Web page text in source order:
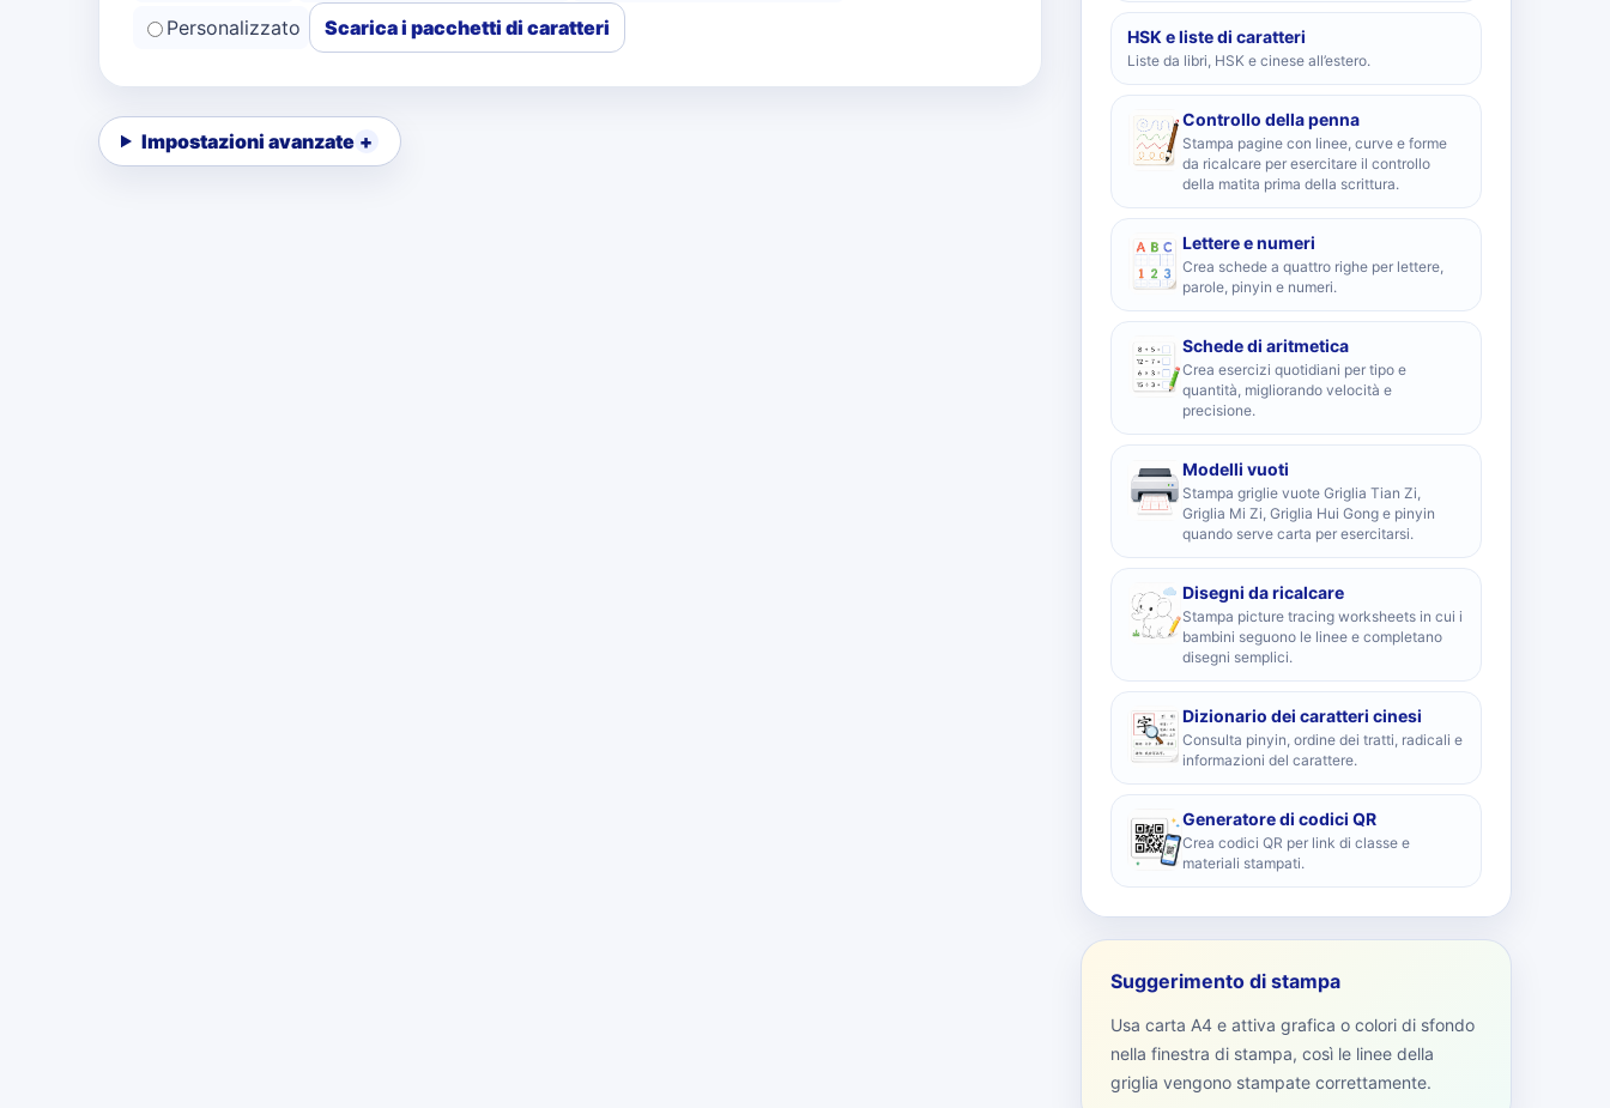
Personalizzato
Scarica i pacchetti di caratteri
Impostazioni avanzate
HSK e liste di caratteri
Liste da libri, HSK e cinese all’estero.
Controllo della penna
Stampa pagine con linee, curve e forme
da ricalcare per esercitare il controllo
della matita prima della scrittura.
Lettere e numeri
Crea schede a quattro righe per lettere,
parole, pinyin e numeri.
Schede di aritmetica
Crea esercizi quotidiani per tipo e
quantità, migliorando velocità e
precisione.
Modelli vuoti
Stampa griglie vuote Griglia Tian Zi,
Griglia Mi Zi, Griglia Hui Gong e pinyin
quando serve carta per esercitarsi.
Disegni da ricalcare
Stampa picture tracing worksheets in cui i
bambini seguono le linee e completano
disegni semplici.
Dizionario dei caratteri cinesi
Consulta pinyin, ordine dei tratti, radicali e
informazioni del carattere.
Generatore di codici QR
Crea codici QR per link di classe e
materiali stampati.
Suggerimento di stampa
Usa carta A4 e attiva grafica o colori di sfondo
nella finestra di stampa, così le linee della
griglia vengono stampate correttamente.